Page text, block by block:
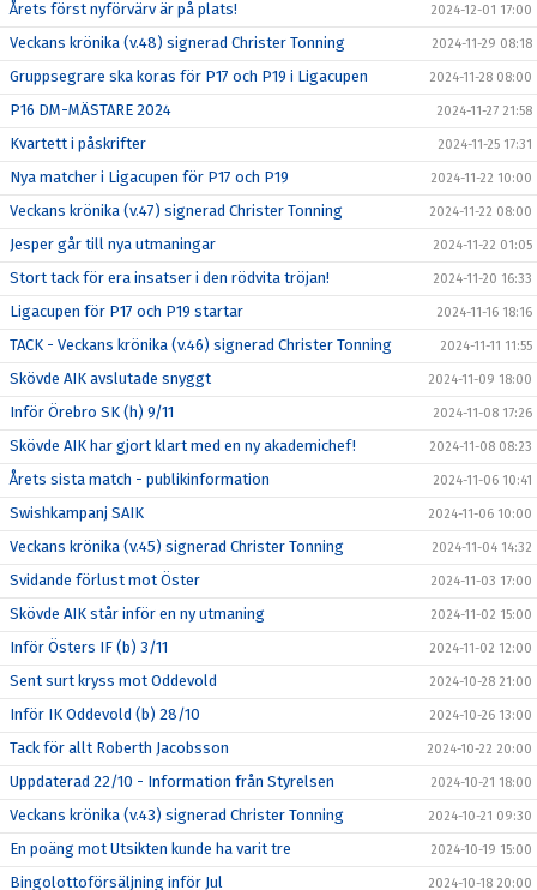
Årets först nyförvärv är på plats! 2024-12-01 17:00
Veckans krönika (v.48) signerad Christer Tonning 2024-11-29 08:18
Gruppsegrare ska koras för P17 och P19 i Ligacupen 2024-11-28 08:00
P16 DM-MÄSTARE 2024 2024-11-27 21:58
Kvartett i påskrifter 2024-11-25 17:31
Nya matcher i Ligacupen för P17 och P19 2024-11-22 10:00
Veckans krönika (v.47) signerad Christer Tonning 2024-11-22 08:00
Jesper går till nya utmaningar 2024-11-22 01:05
Stort tack för era insatser i den rödvita tröjan! 2024-11-20 16:33
Ligacupen för P17 och P19 startar 2024-11-16 18:16
TACK - Veckans krönika (v.46) signerad Christer Tonning 2024-11-11 11:55
Skövde AIK avslutade snyggt 2024-11-09 18:00
Inför Örebro SK (h) 9/11 2024-11-08 17:26
Skövde AIK har gjort klart med en ny akademichef! 2024-11-08 08:23
Årets sista match - publikinformation 2024-11-06 10:41
Swishkampanj SAIK 2024-11-06 10:00
Veckans krönika (v.45) signerad Christer Tonning 2024-11-04 14:32
Svidande förlust mot Öster 2024-11-03 17:00
Skövde AIK står inför en ny utmaning 2024-11-02 15:00
Inför Östers IF (b) 3/11 2024-11-02 12:00
Sent surt kryss mot Oddevold 2024-10-28 21:00
Inför IK Oddevold (b) 28/10 2024-10-26 13:00
Tack för allt Roberth Jacobsson 2024-10-22 20:00
Uppdaterad 22/10 - Information från Styrelsen 2024-10-21 18:00
Veckans krönika (v.43) signerad Christer Tonning 2024-10-21 09:30
En poäng mot Utsikten kunde ha varit tre 2024-10-19 15:00
Bingolottoförsäljning inför Jul 2024-10-18 20:00